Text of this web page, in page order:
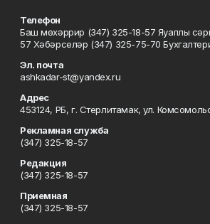
Телефон
Баш мөхәррир (347) 325-18-57 Яуаплы
57 Хәбәрселәр (347) 325-75-70
Эл. почта
ashkadar-st@yandex.ru
Адрес
453124, РБ, г. Стерлитамак, ул.
Рекламная служба
(347) 325-18-57
Редакция
(347) 325-18-57
Приемная
(347) 325-18-57